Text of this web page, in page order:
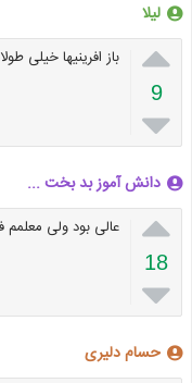
لیلا

9

باز افرینیها خیلی
دانش آموز بد بخت ...

18

عالی بود ولی معلمم
حسام دلیری